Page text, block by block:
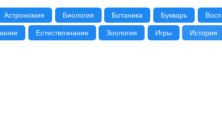
Астрономия Биология Ботаника Букварь
Естествознание Зоология Игры История